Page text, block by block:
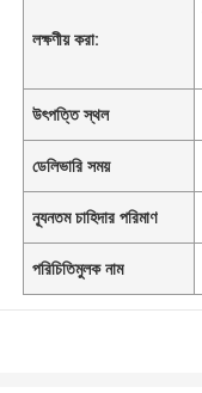
লক্ষণীয় করা:
উৎপত্তি স্থল
ডেলিভারি সময়
ন্যূনতম চাহিদার পরিমাণ
পরিচিতিমুলক নাম